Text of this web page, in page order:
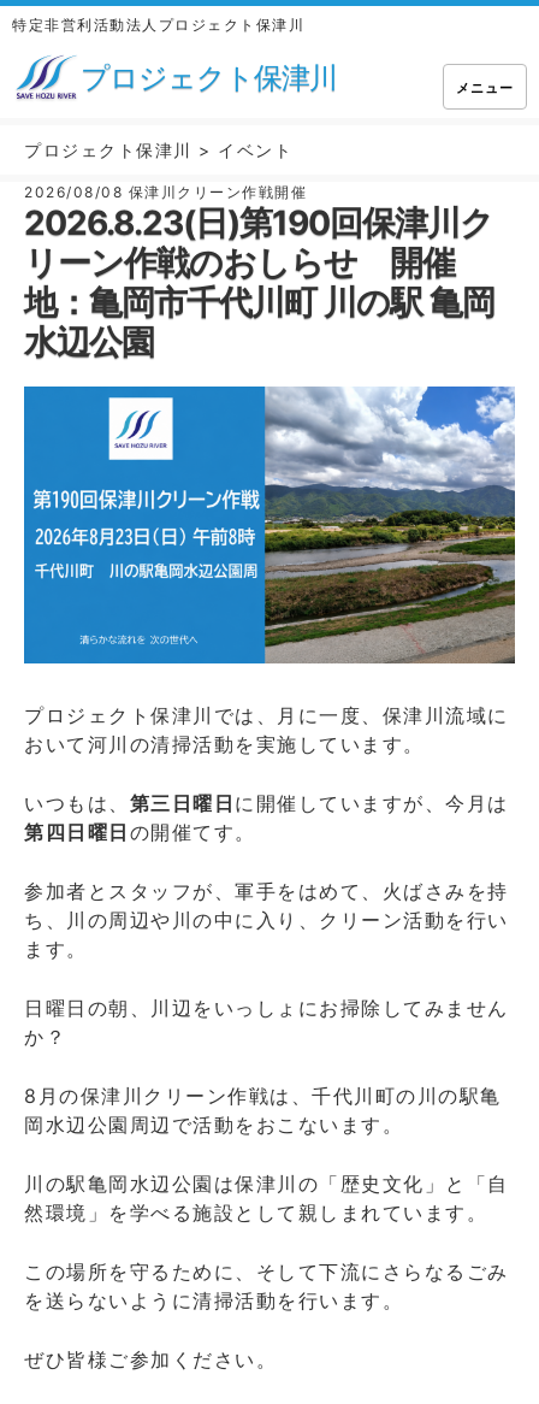
特定非営利活動法人プロジェクト保津川
プロジェクト保津川 メニュー
プロジェクト保津川 > イベント
2026/08/08 保津川クリーン作戦開催
2026.8.23(日)第190回保津川ク
リーン作戦のおしらせ 開催
地：亀岡市千代川町 川の駅 亀岡
水辺公園
プロジェクト保津川では、月に一度、保津川流域に
おいて河川の清掃活動を実施しています。
いつもは、 第三日曜日 に開催していますが、今月は
第四日曜日 の開催てす。
参加者とスタッフが、軍手をはめて、火ばさみを持
ち、川の周辺や川の中に入り、クリーン活動を行い
ます。
日曜日の朝、川辺をいっしょにお掃除してみません
か？
8月の保津川クリーン作戦は、千代川町の川の駅亀
岡水辺公園周辺で活動をおこないます。
川の駅亀岡水辺公園は保津川の「歴史文化」と「自
然環境」を学べる施設として親しまれています。
この場所を守るために、そして下流にさらなるごみ
を送らないように清掃活動を行います。
ぜひ皆様ご参加ください。